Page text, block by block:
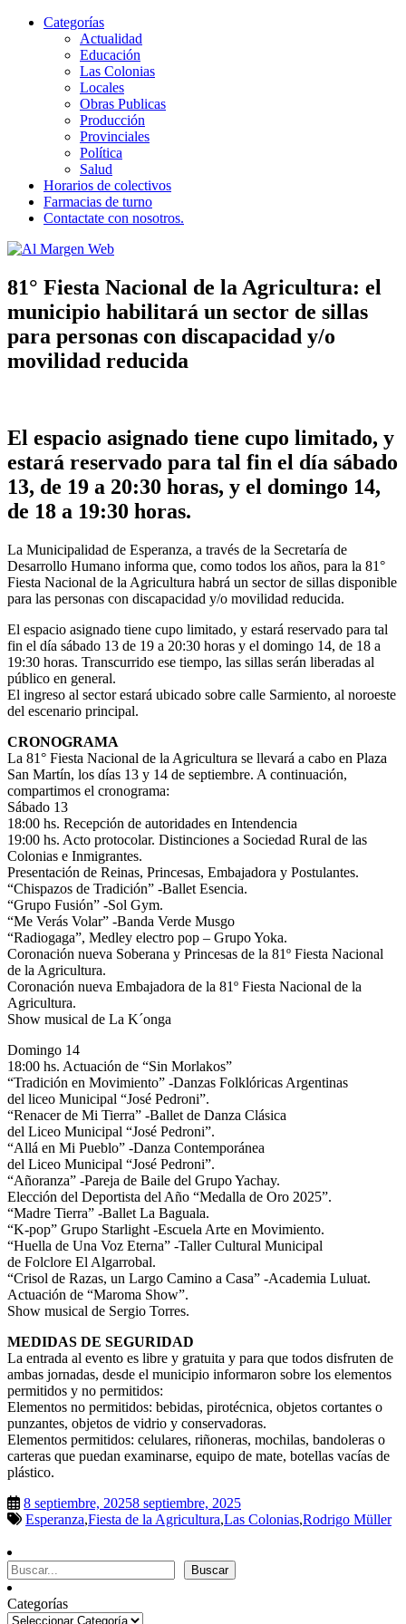
Categorías
Actualidad
Educación
Las Colonias
Locales
Obras Publicas
Producción
Provinciales
Política
Salud
Horarios de colectivos
Farmacias de turno
Contactate con nosotros.
Al Margen Web
Ir
al
contenido
81° Fiesta Nacional de la Agricultura: el
municipio habilitará un sector de sillas
para personas con discapacidad y/o
movilidad reducida
El espacio asignado tiene cupo limitado, y
estará reservado para tal fin el día sábado
13, de 19 a 20:30 horas, y el domingo 14,
de 18 a 19:30 horas.
La Municipalidad de Esperanza, a través de la Secretaría de
Desarrollo Humano informa que, como todos los años, para la 81°
Fiesta Nacional de la Agricultura habrá un sector de sillas disponible
para las personas con discapacidad y/o movilidad reducida.
El espacio asignado tiene cupo limitado, y estará reservado para tal
fin el día sábado 13 de 19 a 20:30 horas y el domingo 14, de 18 a
19:30 horas. Transcurrido ese tiempo, las sillas serán liberadas al
público en general.
El ingreso al sector estará ubicado sobre calle Sarmiento, al noroeste
del escenario principal.
CRONOGRAMA
La 81° Fiesta Nacional de la Agricultura se llevará a cabo en Plaza
San Martín, los días 13 y 14 de septiembre. A continuación,
compartimos el cronograma:
Sábado 13
18:00 hs. Recepción de autoridades en Intendencia
19:00 hs. Acto protocolar. Distinciones a Sociedad Rural de las
Colonias e Inmigrantes.
Presentación de Reinas, Princesas, Embajadora y Postulantes.
“Chispazos de Tradición” -Ballet Esencia.
“Grupo Fusión” -Sol Gym.
“Me Verás Volar” -Banda Verde Musgo
“Radiogaga”, Medley electro pop – Grupo Yoka.
Coronación nueva Soberana y Princesas de la 81º Fiesta Nacional
de la Agricultura.
Coronación nueva Embajadora de la 81º Fiesta Nacional de la
Agricultura.
Show musical de La K´onga
Domingo 14
18:00 hs. Actuación de “Sin Morlakos”
“Tradición en Movimiento” -Danzas Folklóricas Argentinas
del liceo Municipal “José Pedroni”.
“Renacer de Mi Tierra” -Ballet de Danza Clásica
del Liceo Municipal “José Pedroni”.
“Allá en Mi Pueblo” -Danza Contemporánea
del Liceo Municipal “José Pedroni”.
“Añoranza” -Pareja de Baile del Grupo Yachay.
Elección del Deportista del Año “Medalla de Oro 2025”.
“Madre Tierra” -Ballet La Baguala.
“K-pop” Grupo Starlight -Escuela Arte en Movimiento.
“Huella de Una Voz Eterna” -Taller Cultural Municipal
de Folclore El Algarrobal.
“Crisol de Razas, un Largo Camino a Casa” -Academia Luluat.
Actuación de “Maroma Show”.
Show musical de Sergio Torres.
MEDIDAS DE SEGURIDAD
La entrada al evento es libre y gratuita y para que todos disfruten de
ambas jornadas, desde el municipio informaron sobre los elementos
permitidos y no permitidos:
Elementos no permitidos: bebidas, pirotécnica, objetos cortantes o
punzantes, objetos de vidrio y conservadoras.
Elementos permitidos: celulares, riñoneras, mochilas, bandoleras o
carteras que puedan examinarse, equipo de mate, botellas vacías de
plástico.
8 septiembre, 20258 septiembre, 2025
Esperanza,Fiesta de la Agricultura,Las Colonias,Rodrigo Müller
Buscar Buscar
Categorías